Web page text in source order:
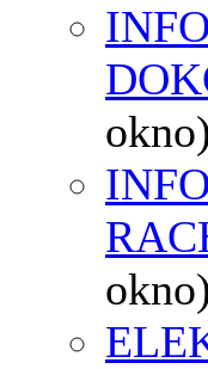
okno)
okno)